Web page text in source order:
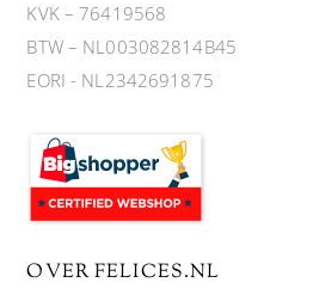
KVK – 76419568
BTW – NL003082814B45
EORI - NL2342691875
OVER FELICES.NL